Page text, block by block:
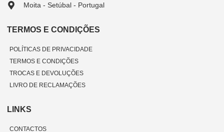
Moita - Setúbal - Portugal
TERMOS E CONDIÇÕES
POLÍTICAS DE PRIVACIDADE
TERMOS E CONDIÇÕES
TROCAS E DEVOLUÇÕES
LIVRO DE RECLAMAÇÕES
LINKS
CONTACTOS